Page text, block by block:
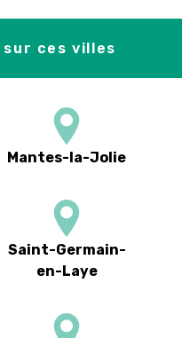
sur ces villes
Mantes-la-Jolie
Saint-Germain-
en-Laye